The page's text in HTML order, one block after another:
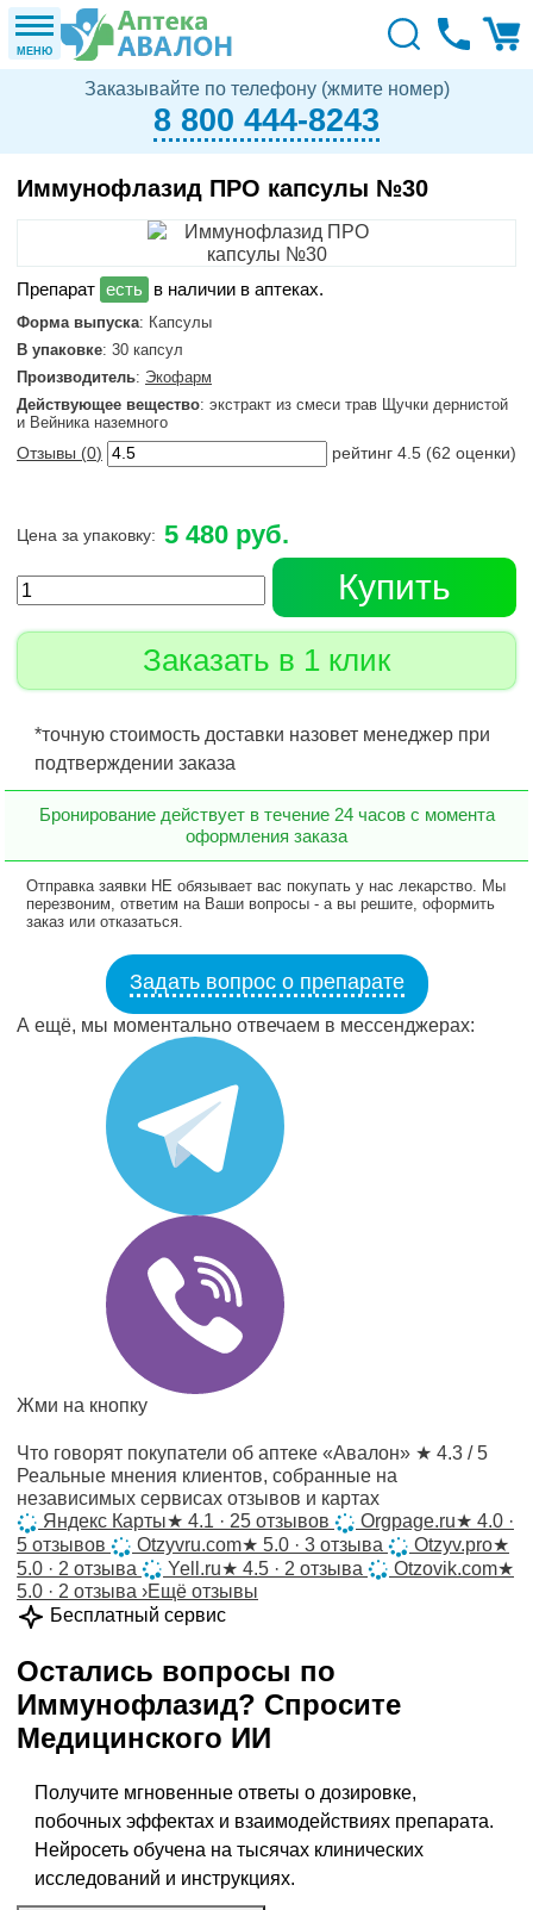
МЕНЮ
Заказывайте по телефону (жмите номер)
8 800 444-8243
Иммунофлазид ПРО капсулы №30
в наличии в аптеках.
Форма выпуска: Капсулы
В упаковке: 30 капсул
Производитель: Экофарм
Действующее вещество: экстракт из смеси трав Щучки дернистой
и Вейника наземного
Отзывы (0) рейтинг 4.5 (62 оценки)
Цена за упаковку: 5 480 руб.
Купить
Заказать в 1 клик
*точную стоимость доставки назовет менеджер при
подтверждении заказа
Бронирование действует в течение 24 часов с момента
оформления заказа
Отправка заявки НЕ обязывает вас покупать у нас лекарство. Мы
перезвоним, ответим на Ваши вопросы - а вы решите, оформить
заказ или отказаться.
Задать вопрос о препарате
А ещё, мы моментально отвечаем в мессенджерах:
Жми на кнопку
Что говорят покупатели об аптеке «Авалон» ★ 4.3 / 5
Реальные мнения клиентов, собранные на
независимых сервисах отзывов и картах
Яндекс Карты★ 4.1 · 25 отзывов Orgpage.ru★ 4.0 ·
5 отзывов
Otzyvru.com★ 5.0 · 3 отзыва Otzyv.pro★
5.0 · 2 отзыва
Yell.ru★ 4.5 · 2 отзыва Otzovik.com★
5.0 · 2 отзыва ›Ещё отзывы
Бесплатный сервис
Остались вопросы по
Иммунофлазид? Спросите
Медицинского ИИ
Получите мгновенные ответы о дозировке,
побочных эффектах и взаимодействиях препарата.
Нейросеть обучена на тысячах клинических
исследований и инструкциях.